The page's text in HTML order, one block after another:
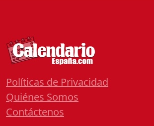
Políticas de Privacidad
Quiénes Somos
Contáctenos